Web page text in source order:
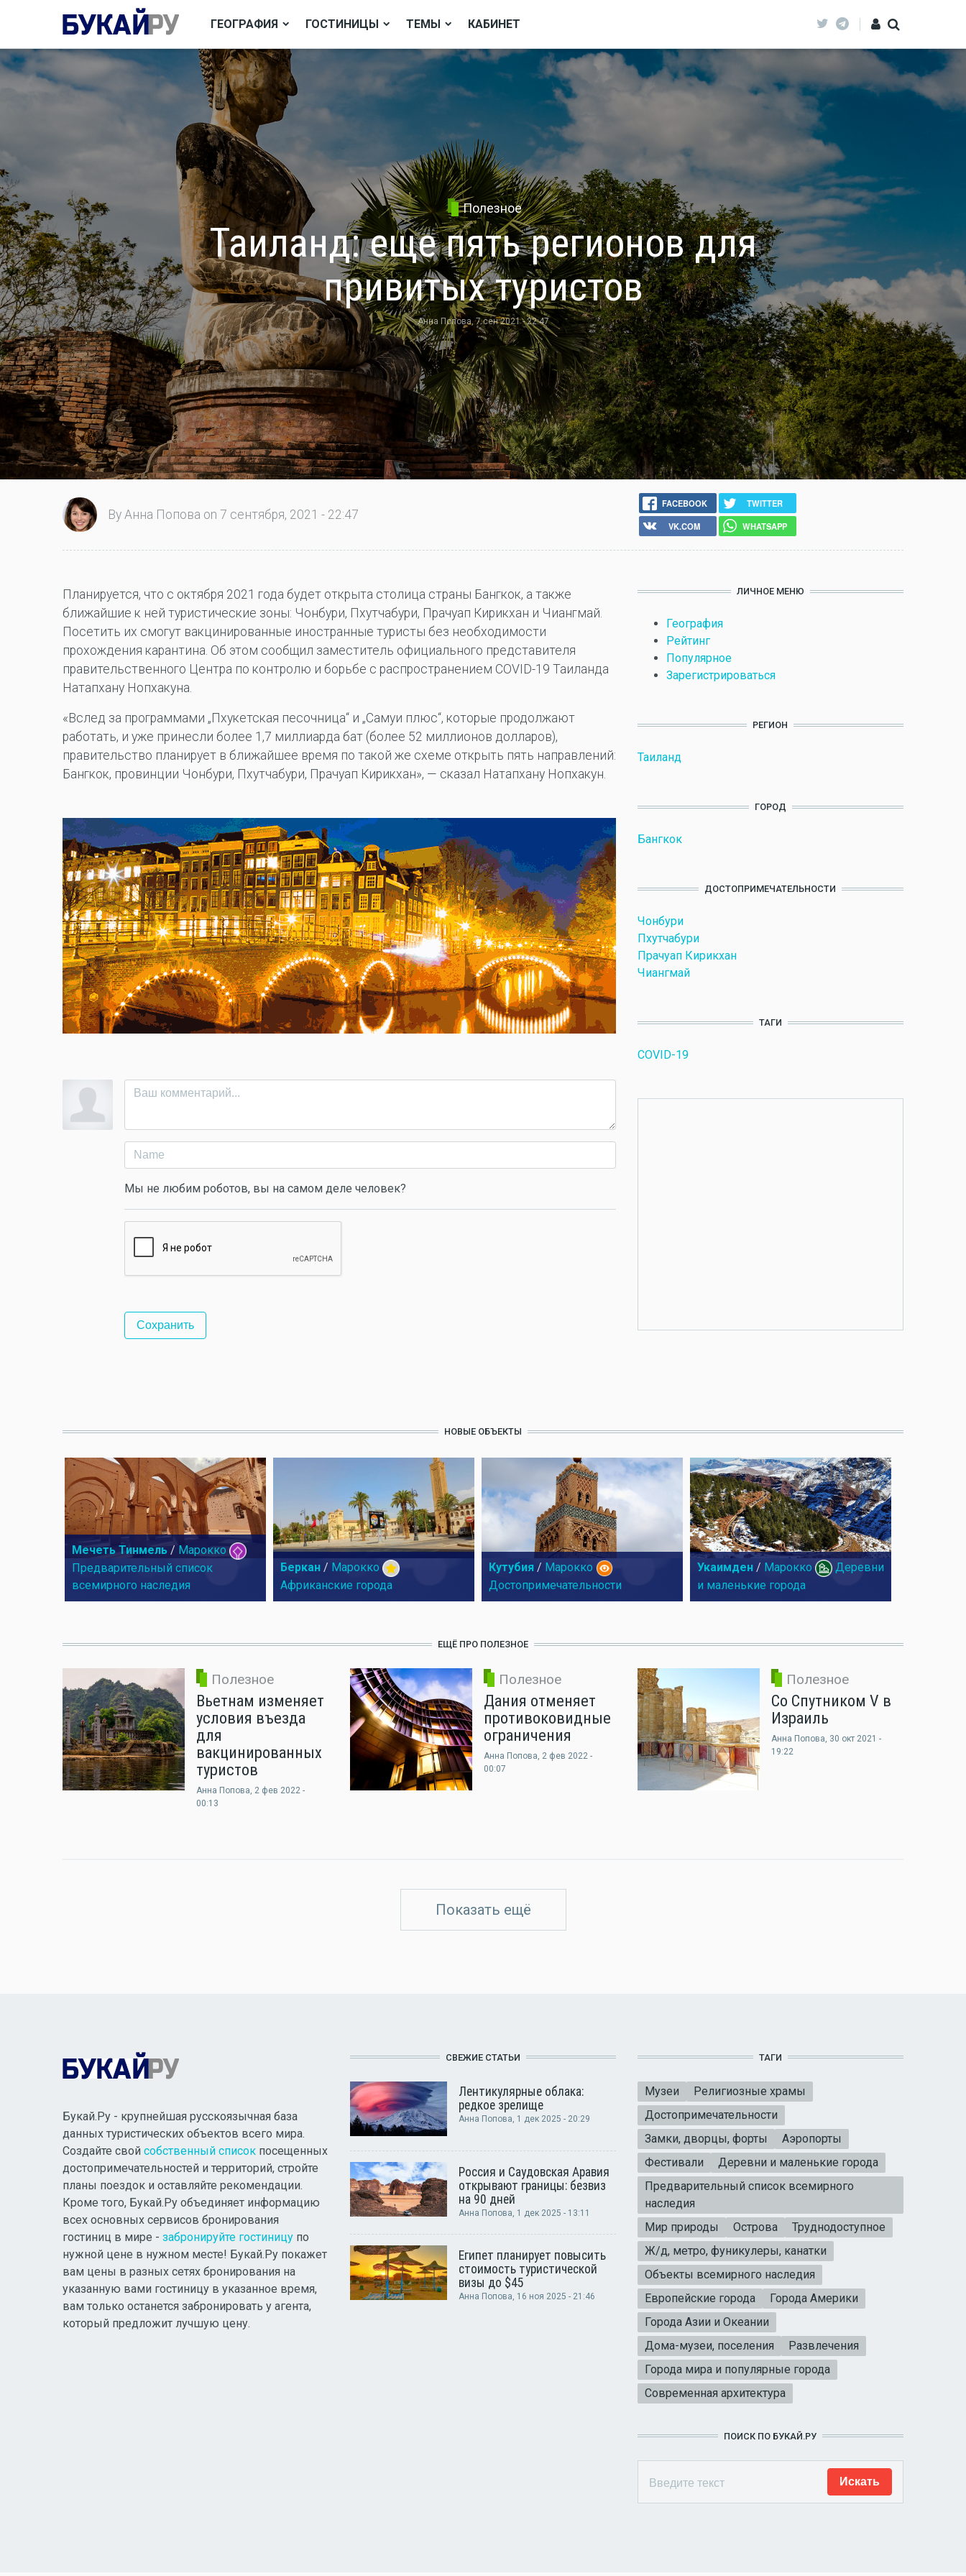
ГЕОГРАФИЯ ГОСТИНИЦЫ ТЕМЫ КАБИНЕТ
Полезное
Таиланд: еще пять регионов для
привитых туристов
Анна Попова, 7 сен 2021 - 22:47
By Анна Попова on 7 сентября, 2021 - 22:47
FACEBOOK
TWITTER
VK.COM
WHATSAPP
Планируется, что с октября 2021 года будет открыта столица страны Бангкок, а также
ближайшие к ней туристические зоны: Чонбури, Пхутчабури, Прачуап Кирикхан и Чиангмай.
Посетить их смогут вакцинированные иностранные туристы без необходимости
прохождения карантина. Об этом сообщил заместитель официального представителя
правительственного Центра по контролю и борьбе с распространением COVID-19 Таиланда
Натапхану Нопхакуна.
«Вслед за программами „Пхукетская песочница“ и „Самуи плюс“, которые продолжают
работать, и уже принесли более 1,7 миллиарда бат (более 52 миллионов долларов),
правительство планирует в ближайшее время по такой же схеме открыть пять направлений:
Бангкок, провинции Чонбури, Пхутчабури, Прачуап Кирикхан», — сказал Натапхану Нопхакун.
Мы не любим роботов, вы на самом деле человек?
ЛИЧНОЕ МЕНЮ
География
Рейтинг
Популярное
Зарегистрироваться
РЕГИОН
Таиланд
ГОРОД
Бангкок
ДОСТОПРИМЕЧАТЕЛЬНОСТИ
Чонбури
Пхутчабури
Прачуап Кирикхан
Чиангмай
ТАГИ
COVID-19
НОВЫЕ ОБЪЕКТЫ
Мечеть Тинмель / Марокко
Предварительный список
всемирного наследия
Беркан / Марокко
Африканские города
Кутубия / Марокко
Достопримечательности
Укаимден / Марокко
Деревни
и маленькие города
ЕЩЁ ПРО ПОЛЕЗНОЕ
Полезное
Вьетнам изменяет
условия въезда
для
вакцинированных
туристов
Анна Попова, 2 фев 2022 -
00:13
Полезное
Дания отменяет
противоковидные
ограничения
Анна Попова, 2 фев 2022 -
00:07
Полезное
Со Спутником V в
Израиль
Анна Попова, 30 окт 2021 -
19:22
Показать ещё
Букай.Ру - крупнейшая русскоязычная база
данных туристических объектов всего мира.
Создайте свой собственный список посещенных
достопримечательностей и территорий, стройте
планы поездок и оставляйте рекомендации.
Кроме того, Букай.Ру объединяет информацию
всех основных сервисов бронирования
гостиниц в мире - забронируйте гостиницу по
нужной цене в нужном месте! Букай.Ру покажет
вам цены в разных сетях бронирования на
указанную вами гостиницу в указанное время,
вам только останется забронировать у агента,
который предложит лучшую цену.
СВЕЖИЕ СТАТЬИ
Лентикулярные облака:
редкое зрелище
Анна Попова , 1 дек 2025 - 20:29
Россия и Саудовская Аравия
открывают границы: безвиз
на 90 дней
Анна Попова , 1 дек 2025 - 13:11
Египет планирует повысить
стоимость туристической
визы до $45
Анна Попова , 16 ноя 2025 - 21:46
ТАГИ
Музеи
Религиозные храмы
Достопримечательности
Замки, дворцы, форты
Аэропорты
Фестивали
Деревни и маленькие города
Предварительный список всемирного
наследия
Мир природы
Острова
Труднодоступное
Ж/д, метро, фуникулеры, канатки
Объекты всемирного наследия
Европейские города
Города Америки
Города Азии и Океании
Дома-музеи, поселения
Развлечения
Города мира и популярные города
Современная архитектура
ПОИСК ПО БУКАЙ.РУ